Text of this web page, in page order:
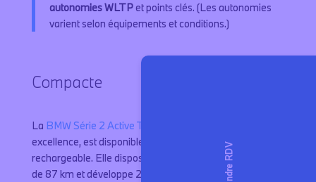
autonomies WLTPet points clés. (Les autonomies
varient selon équipements et conditions.)
Compacte
La BMW Série 2 Active Tourer
excellence, est disponible en version hybride
rechargeable. Elle dispose d’une autonomie électrique
de 87 km et développe 245 chevaux.